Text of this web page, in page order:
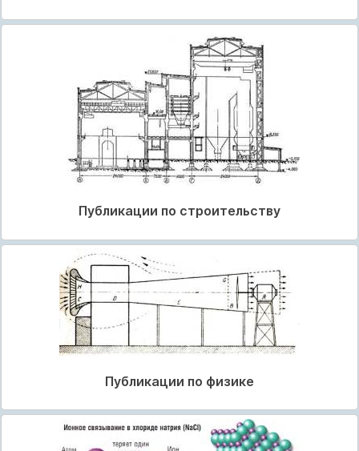
Публикации по строительству
Публикации по физике